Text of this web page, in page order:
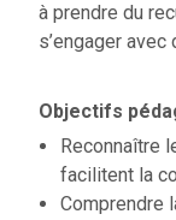
à prendre du
s’engager
Objectifs
Reconnaître
facilitent la
Comprendre